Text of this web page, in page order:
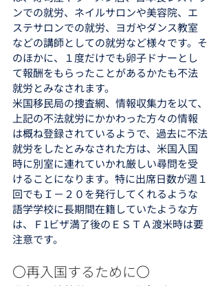
ンでの就労、ネイルサロンや美容院、エ
ステサロンでの就労、ヨガやダンス教室
などの講師としての就労など様々です。そ
のほかに、１度だけでも卵子ドナーとし
て報酬をもらったことがあるかたも不法
就労とみなされます。
米国移民局の捜査網、情報収集力を以て、
上記の不法就労にかかわった方々の情報
は概ね登録されているようで、過去に不法
就労をしたとみなされた方は、米国入国
時に別室に連れていかれ厳しい尋問を受
けることになります。特に出席日数が週１
回でもＩ－２０を発行してくれるような
語学学校に長期間在籍していたような方
は、Ｆ1ビザ満了後のＥＳＴＡ渡米時は要
注意です。
〇再入国するために〇